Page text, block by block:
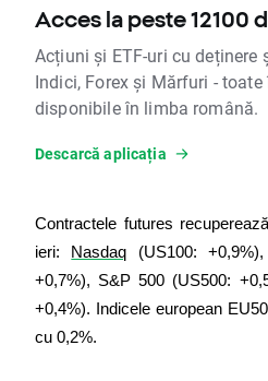
Acces la peste 12100
Acțiuni și ETF-uri cu deținere
Indici, Forex și Mărfuri -
disponibile în limba română.
Descarcă aplicația
Contractele futures
ieri: Nasdaq (US100:
+0,7%), S&P 500 (US500:
+0,4%). Indicele european
cu 0,2%.